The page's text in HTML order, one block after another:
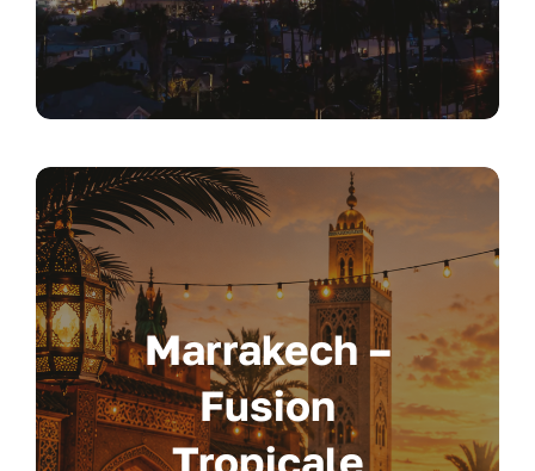
Marrakech –
Fusion